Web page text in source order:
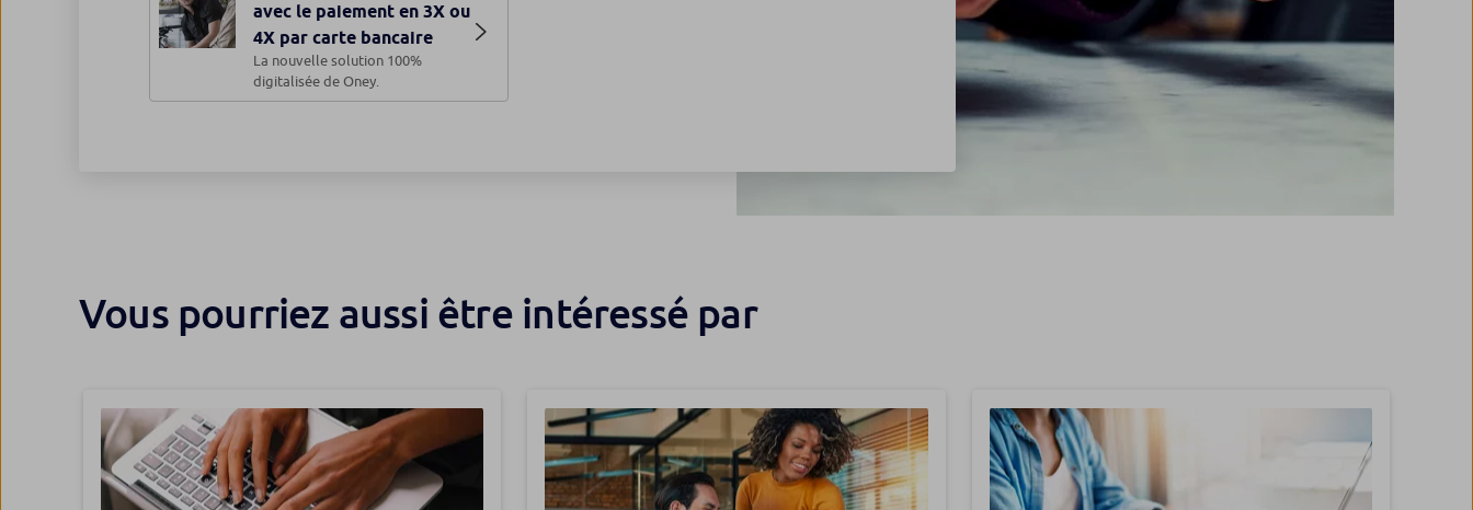
avec le paiement en 3X ou
4X par carte bancaire
La nouvelle solution 100%
digitalisée de Oney.
Vous pourriez aussi être intéressé par